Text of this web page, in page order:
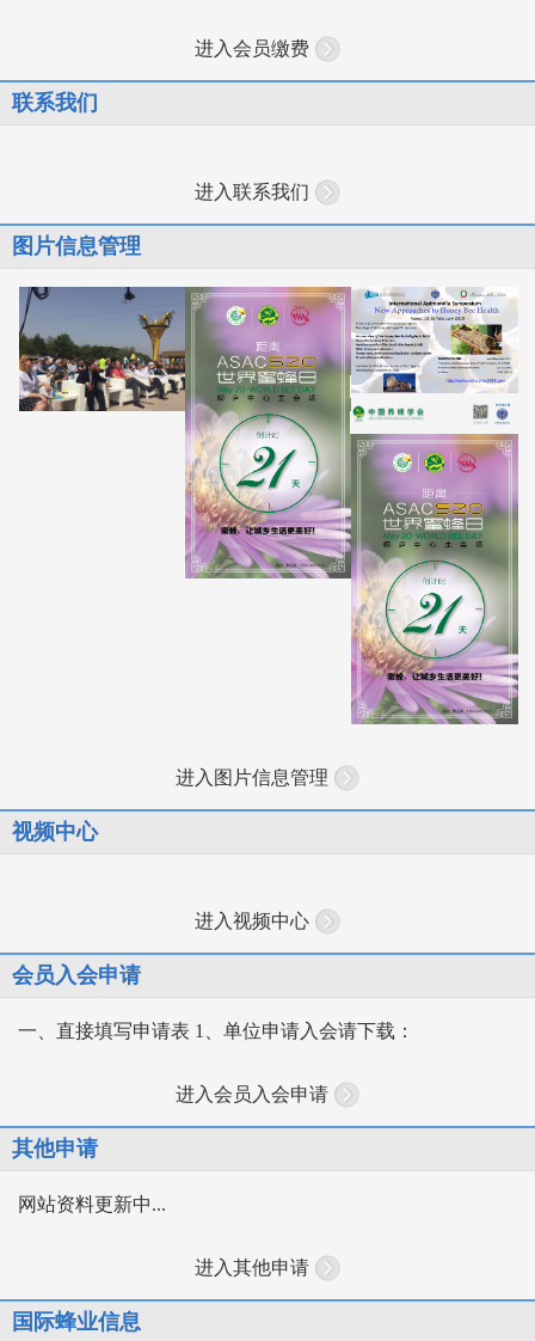
进入会员缴费
联系我们
进入联系我们
图片信息管理
进入图片信息管理
视频中心
进入视频中心
会员入会申请
一、直接填写申请表 1、单位申请入会请下载：
进入会员入会申请
其他申请
网站资料更新中...
进入其他申请
国际蜂业信息